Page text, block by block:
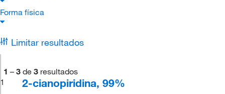
Forma física
Limitar resultados
1 – 3 de 3 resultados
1
2-cianopiridina, 99%